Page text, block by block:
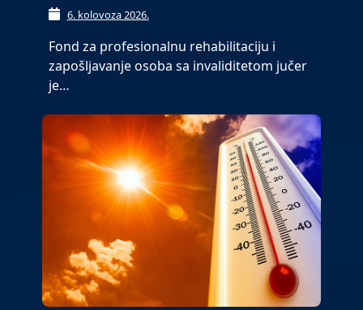
6. kolovoza 2026.
Fond za profesionalnu rehabilitaciju i
zapošljavanje osoba sa invaliditetom jučer
je…